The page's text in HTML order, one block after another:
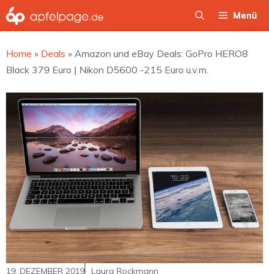
Zum
Inhalt
Menü
Home » Deals » Amazon und eBay Deals: GoPro HERO8
Black 379 Euro | Nikon D5600 -215 Euro u.v.m.
19. DEZEMBER 2019 Laura Rockmann